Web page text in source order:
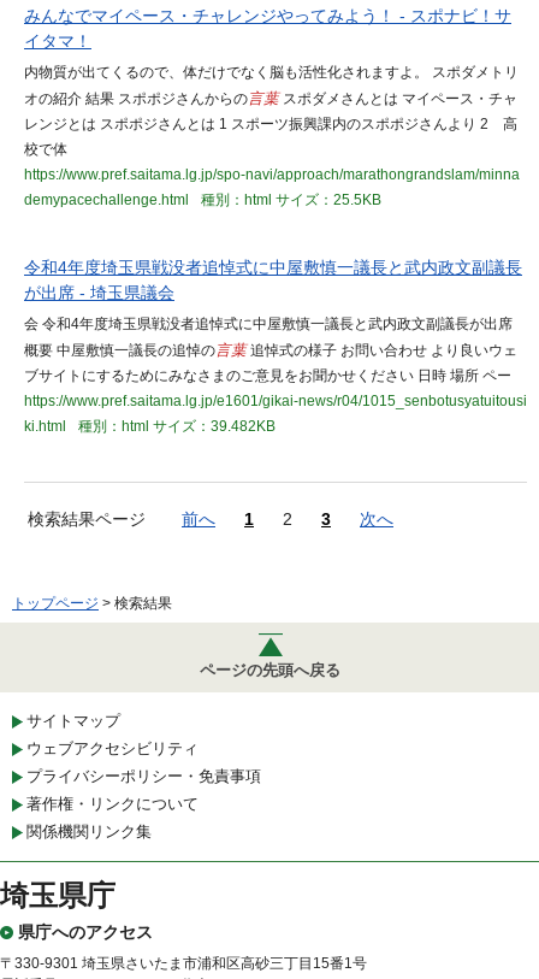
みんなでマイペース・チャレンジやってみよう！ - スポナビ！サ
イタマ！
内物質が出てくるので、体だけでなく脳も活性化されますよ。 スポダメトリ
オの紹介 結果 スポポジさんからの言葉スポダメさんとは マイペース・チャ
レンジとは スポポジさんとは 1 スポーツ振興課内のスポポジさんより 2 高
校で体
https://www.pref.saitama.lg.jp/spo-navi/approach/marathongrandslam/minna
demypacechallenge.html
種別：html サイズ：25.5KB
令和4年度埼玉県戦没者追悼式に中屋敷慎一議長と武内政文副議長
が出席 - 埼玉県議会
会 令和4年度埼玉県戦没者追悼式に中屋敷慎一議長と武内政文副議長が出席
概要 中屋敷慎一議長の追悼の言葉追悼式の様子 お問い合わせ より良いウェ
ブサイトにするためにみなさまのご意見をお聞かせください 日時 場所 ペー
https://www.pref.saitama.lg.jp/e1601/gikai-news/r04/1015_senbotusyatuitousi
ki.html
種別：html サイズ：39.482KB
検索結果ページ 前へ 1 2 3 次へ
トップページ > 検索結果
ページの先頭へ戻る
サイトマップ
ウェブアクセシビリティ
プライバシーポリシー・免責事項
著作権・リンクについて
関係機関リンク集
埼玉県庁
県庁へのアクセス
〒330-9301 埼玉県さいたま市浦和区高砂三丁目15番1号